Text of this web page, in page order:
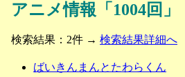
アニメ情報「1004回」
検索結果：2件 → 検索結果詳細へ
ばいきんまんとたわらくん